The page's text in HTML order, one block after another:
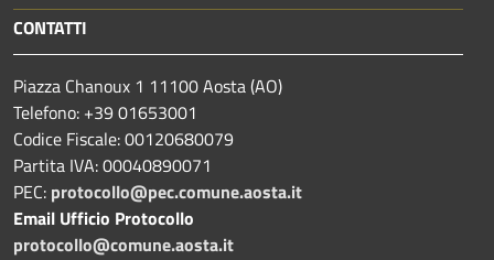
CONTATTI
Piazza Chanoux 1 11100 Aosta (AO)
Telefono: +39 01653001
Codice Fiscale: 00120680079
Partita IVA: 00040890071
PEC: protocollo@pec.comune.aosta.it
Email Ufficio Protocollo
protocollo@comune.aosta.it